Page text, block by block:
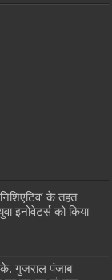
के तहत
इनोवेटर्स को किया
गुजराल पंजाब